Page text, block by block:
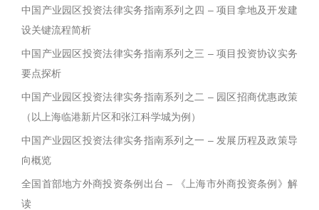
中国产业园区投资法律实务指南系列之四 – 项目拿地及开发建
设关键流程简析
中国产业园区投资法律实务指南系列之三 – 项目投资协议实务
要点探析
中国产业园区投资法律实务指南系列之二 – 园区招商优惠政策
（以上海临港新片区和张江科学城为例）
中国产业园区投资法律实务指南系列之一 – 发展历程及政策导
向概览
全国首部地方外商投资条例出台 – 《上海市外商投资条例》解
读